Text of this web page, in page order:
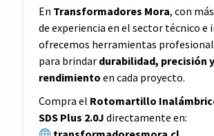
En Transformadores Mora, con
de experiencia en el sector técnico e
ofrecemos herramientas
para brindar durabilidad, precisión
rendimiento en cada proyecto.
Compra el Rotomartillo
SDS Plus 2.0J directamente en: